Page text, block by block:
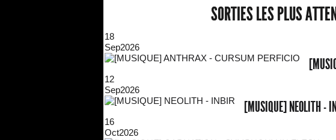
SORTIES LES PLUS
18
Sep2026
12
Sep2026
[MUSIQUE] NEOLITH -
16
Oct2026